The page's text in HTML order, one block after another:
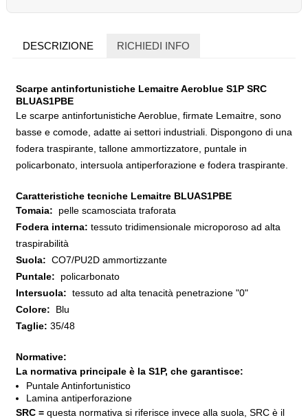
DESCRIZIONE RICHIEDI INFO
Scarpe antinfortunistiche Lemaitre Aeroblue S1P SRC
BLUAS1PBE
Le scarpe antinfortunistiche Aeroblue, firmate Lemaitre, sono
basse e comode, adatte ai settori industriali. Dispongono di una
fodera traspirante, tallone ammortizzatore, puntale in
policarbonato, intersuola antiperforazione e fodera traspirante.
Caratteristiche tecniche Lemaitre BLUAS1PBE
Tomaia: pelle scamosciata traforata
Fodera interna: tessuto tridimensionale microporoso ad alta
traspirabilità
Suola: CO7/PU2D ammortizzante
Puntale: policarbonato
Intersuola: tessuto ad alta tenacità penetrazione "0"
Colore: Blu
Taglie: 35/48
Normative:
La normativa principale è la S1P, che garantisce:
Puntale Antinfortunistico
Lamina antiperforazione
SRC =questa normativa si riferisce invece alla suola, SRC è il